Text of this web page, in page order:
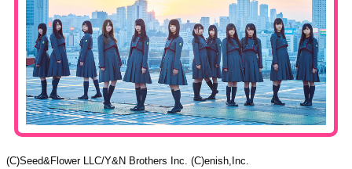
(C)Seed&Flower LLC/Y&N Brothers Inc. (C)enish,Inc.